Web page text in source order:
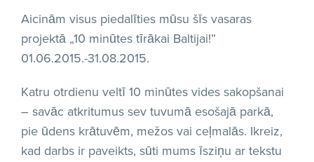
Aicinām visus piedalīties mūsu šīs vasaras
projektā „10 minūtes tīrākai Baltijai!”
01.06.2015.-31.08.2015.
Katru otrdienu veltī 10 minūtes vides sakopšanai
– savāc atkritumus sev tuvumā esošajā parkā,
pie ūdens krātuvēm, mežos vai ceļmalās. Ikreiz,
kad darbs ir paveikts, sūti mums īsziņu ar tekstu